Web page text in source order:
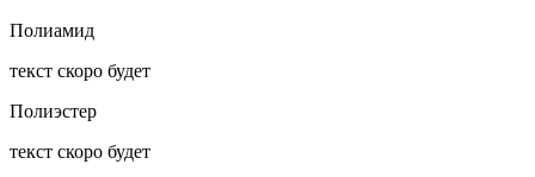
Полиамид
текст скоро будет
Полиэстер
текст скоро будет